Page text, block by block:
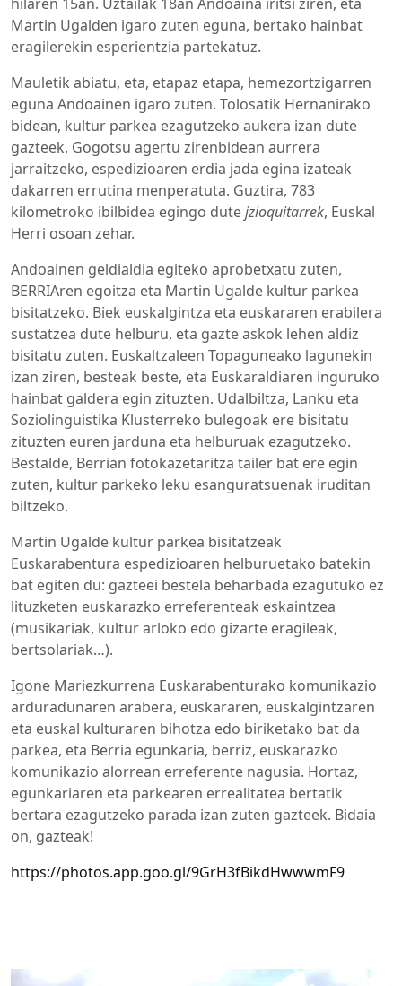
Martin Ugalden igaro zuten eguna, bertako hainbat
eragilerekin esperientzia partekatuz.
Mauletik abiatu, eta, etapaz etapa, hemezortzigarren
eguna Andoainen igaro zuten. Tolosatik Hernanirako
bidean, kultur parkea ezagutzeko aukera izan dute
gazteek. Gogotsu agertu zirenbidean aurrera
jarraitzeko, espedizioaren erdia jada egina izateak
dakarren errutina menperatuta. Guztira, 783
kilometroko ibilbidea egingo dutejzioquitarrek, Euskal
Herri osoan zehar.
Andoainen geldialdia egiteko aprobetxatu zuten,
BERRIAren egoitza eta Martin Ugalde kultur parkea
bisitatzeko. Biek euskalgintza eta euskararen erabilera
sustatzea dute helburu, eta gazte askok lehen aldiz
bisitatu zuten. Euskaltzaleen Topaguneako lagunekin
izan ziren, besteak beste, eta Euskaraldiaren inguruko
hainbat galdera egin zituzten. Udalbiltza, Lanku eta
Soziolinguistika Klusterreko bulegoak ere bisitatu
zituzten euren jarduna eta helburuak ezagutzeko.
Bestalde, Berrian fotokazetaritza tailer bat ere egin
zuten, kultur parkeko leku esanguratsuenak iruditan
biltzeko.
Martin Ugalde kultur parkea bisitatzeak
Euskarabentura espedizioaren helburuetako batekin
bat egiten du: gazteei bestela beharbada ezagutuko ez
lituzketen euskarazko erreferenteak eskaintzea
(musikariak, kultur arloko edo gizarte eragileak,
bertsolariak…).
Igone Mariezkurrena Euskarabenturako komunikazio
arduradunaren arabera, euskararen, euskalgintzaren
eta euskal kulturaren bihotza edo biriketako bat da
parkea, eta Berria egunkaria, berriz, euskarazko
komunikazio alorrean erreferente nagusia. Hortaz,
egunkariaren eta parkearen errealitatea bertatik
bertara ezagutzeko parada izan zuten gazteek. Bidaia
on, gazteak!
https://photos.app.goo.gl/9GrH3fBikdHwwwmF9